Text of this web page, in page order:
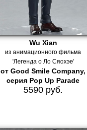
Wu Xian
из анимационного фильма
'Легенда о Ло Сяохэе'
от Good Smile Company,
серия Pop Up Parade
5590 руб.